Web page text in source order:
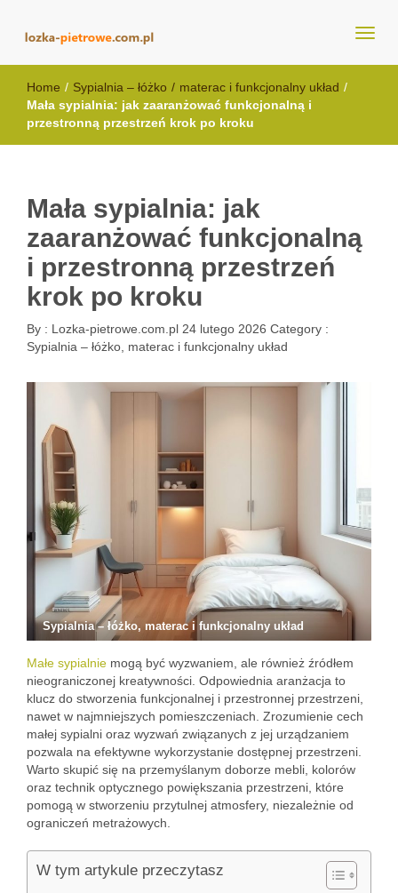
lozka-pietrowe.com.pl
Home / Sypialnia – łóżko / materac i funkcjonalny układ /
Mała sypialnia: jak zaaranżować funkcjonalną i
przestronną przestrzeń krok po kroku
Mała sypialnia: jak
zaaranżować funkcjonalną
i przestronną przestrzeń
krok po kroku
By : Lozka-pietrowe.com.pl 24 lutego 2026 Category :
Sypialnia – łóżko, materac i funkcjonalny układ
Sypialnia – łóżko, materac i funkcjonalny układ
Małe sypialnie mogą być wyzwaniem, ale również źródłem
nieograniczonej kreatywności. Odpowiednia aranżacja to
klucz do stworzenia funkcjonalnej i przestronnej przestrzeni,
nawet w najmniejszych pomieszczeniach. Zrozumienie cech
małej sypialni oraz wyzwań związanych z jej urządzaniem
pozwala na efektywne wykorzystanie dostępnej przestrzeni.
Warto skupić się na przemyślanym doborze mebli, kolorów
oraz technik optycznego powiększania przestrzeni, które
pomogą w stworzeniu przytulnej atmosfery, niezależnie od
ograniczeń metrażowych.
W tym artykule przeczytasz